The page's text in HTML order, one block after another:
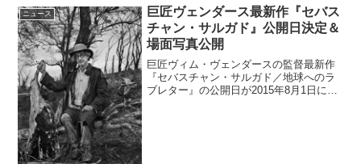
(c)2015東映ビデオ本作の舞台は、とある
女子美術...
ニュース
巨匠ヴェンダース最新作『セバス
チャン・サルガド』公開日決定＆
場面写真公開
巨匠ヴィム・ヴェンダースの監督最新作
『セバスチャン・サルガド／地球へのラ
ブレター』の公開日が2015年8月1日に決